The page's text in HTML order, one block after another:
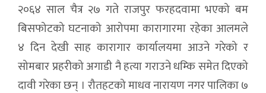
२०६४ साल चैत्र २७ गते राजपुर फरहदवामा भएको बम
बिसफोटको घटनाको आरोपमा कारागारमा रहेका आलमले
४ दिन देखी साह कारागार कार्यालयमा आउने गरेको र
सोमबार प्रहरीको अगाडी नै हत्या गराउने धम्कि समेत दिएको
दावी गरेका छन् । रौतहटको माधव नारायण नगर पालिका ७